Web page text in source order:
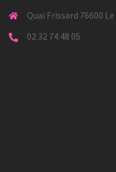
Quai Frissard 76600
02 32 74 48 05